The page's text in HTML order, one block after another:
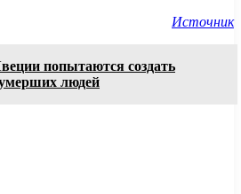
Источник
попытаются создать
людей